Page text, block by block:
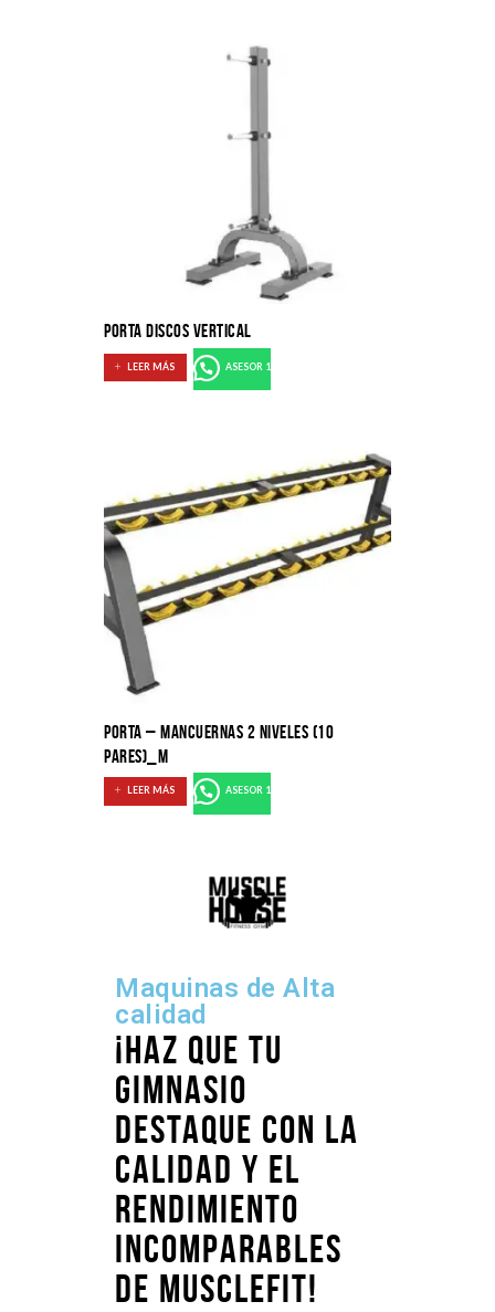
PORTA DISCOS VERTICAL
LEER MÁS ASESOR 1
PORTA – MANCUERNAS 2 NIVELES (10
PARES)_M
LEER MÁS ASESOR 1
Maquinas de Alta
calidad
¡Haz que tu
gimnasio
destaque con la
calidad y el
rendimiento
incomparables
de MuscleFit!